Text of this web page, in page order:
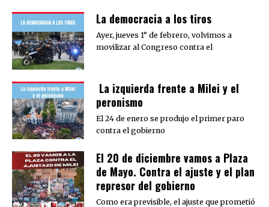
La democracia a los tiros
Ayer, jueves 1° de febrero, volvimos a
movilizar al Congreso contra el
La izquierda frente a Milei y el
peronismo
El 24 de enero se produjo el primer paro
contra el gobierno
El 20 de diciembre vamos a Plaza
de Mayo. Contra el ajuste y el plan
represor del gobierno
Como era previsible, el ajuste que prometió